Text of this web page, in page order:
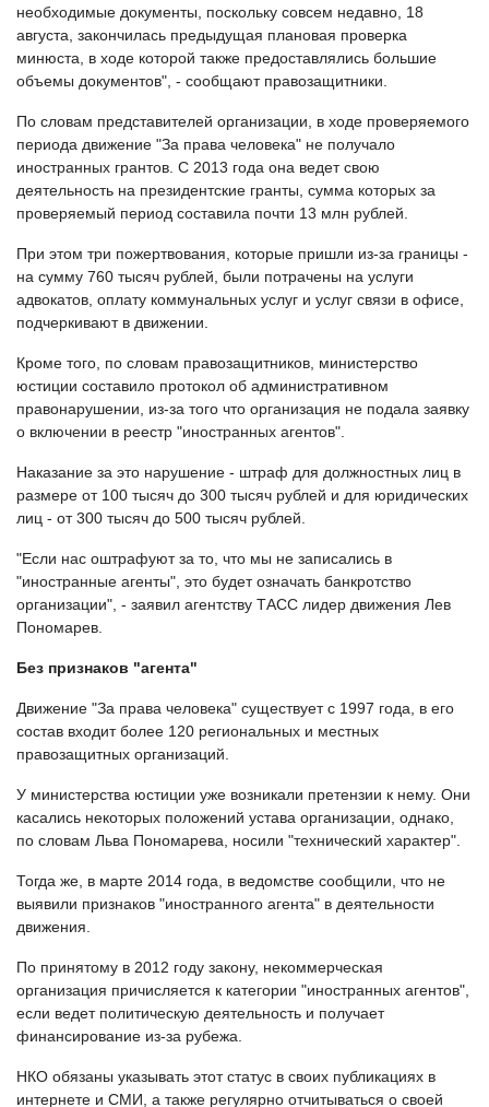
необходимые документы, поскольку совсем недавно, 18
августа, закончилась предыдущая плановая проверка
минюста, в ходе которой также предоставлялись большие
объемы документов", - сообщают правозащитники.
По словам представителей организации, в ходе проверяемого
периода движение "За права человека" не получало
иностранных грантов. С 2013 года она ведет свою
деятельность на президентские гранты, сумма которых за
проверяемый период составила почти 13 млн рублей.
При этом три пожертвования, которые пришли из-за границы -
на сумму 760 тысяч рублей, были потрачены на услуги
адвокатов, оплату коммунальных услуг и услуг связи в офисе,
подчеркивают в движении.
Кроме того, по словам правозащитников, министерство
юстиции составило протокол об административном
правонарушении, из-за того что организация не подала заявку
о включении в реестр "иностранных агентов".
Наказание за это нарушение - штраф для должностных лиц в
размере от 100 тысяч до 300 тысяч рублей и для юридических
лиц - от 300 тысяч до 500 тысяч рублей.
"Если нас оштрафуют за то, что мы не записались в
"иностранные агенты", это будет означать банкротство
организации", - заявил агентству ТАСС лидер движения Лев
Пономарев.
Без признаков "агента"
Движение "За права человека" существует с 1997 года, в его
состав входит более 120 региональных и местных
правозащитных организаций.
У министерства юстиции уже возникали претензии к нему. Они
касались некоторых положений устава организации, однако,
по словам Льва Пономарева, носили "технический характер".
Тогда же, в марте 2014 года, в ведомстве сообщили, что не
выявили признаков "иностранного агента" в деятельности
движения.
По принятому в 2012 году закону, некоммерческая
организация причисляется к категории "иностранных агентов",
если ведет политическую деятельность и получает
финансирование из-за рубежа.
НКО обязаны указывать этот статус в своих публикациях в
интернете и СМИ, а также регулярно отчитываться о своей